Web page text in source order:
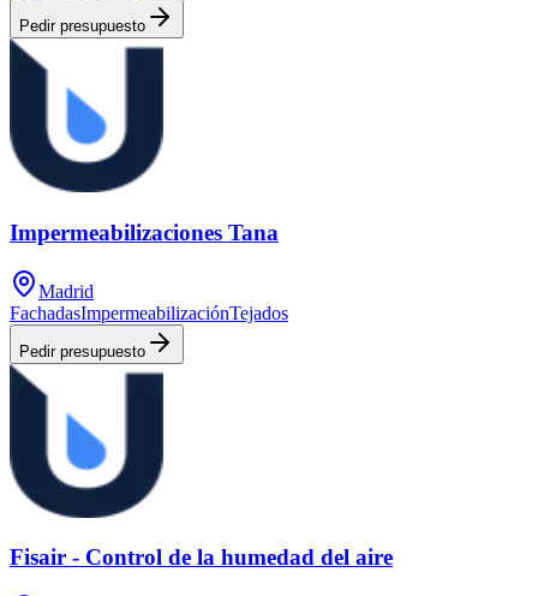
Pedir presupuesto
Impermeabilizaciones Tana
Madrid
FachadasImpermeabilizaciónTejados
Pedir presupuesto
Fisair - Control de la humedad del aire